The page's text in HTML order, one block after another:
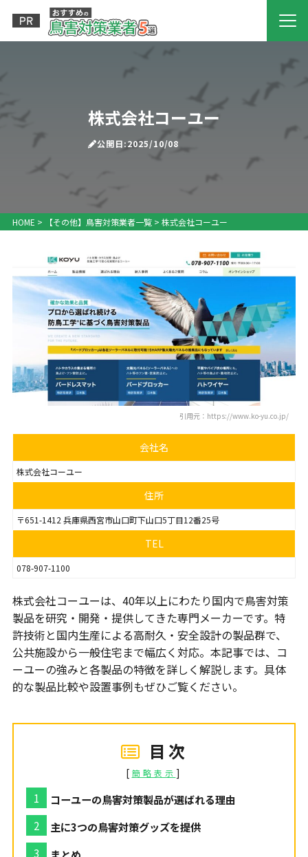
株式会社コーユー
公開日:2025/10/08
HOME > 【その他】鳥害対策業者一覧> 株式会社コーユー
引用元：https://www.ko-yu.co.jp/
会社名
株式会社コーユー
住所
〒651-1412 兵庫県西宮市山口町下山口5丁目12番25号
TEL
078-907-1100
株式会社コーユーは、40年以上にわたり国内で鳥害対策
製品を研究・開発・提供してきた専門メーカーです。特
許技術と国内生産による高耐久・安全設計の製品群で、
公共施設から一般住宅まで幅広く対応。本記事では、コ
ーユーの強みと各製品の特徴を詳しく解説します。具体
的な製品比較や設置事例もぜひご覧ください。
目次
[ 簡略表示 ]
コーユーの鳥害対策製品が選ばれる理由
主に3つの鳥害対策グッズを提供
まとめ